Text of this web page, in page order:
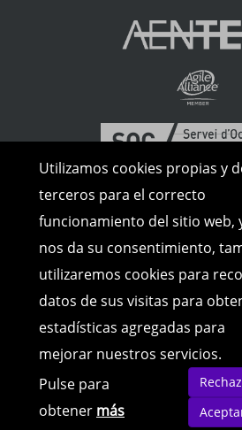
Utilizamos cookies propias y
terceros para el correcto
funcionamiento del sitio web,
nos da su consentimiento,
utilizaremos cookies para
datos de sus visitas para
estadísticas agregadas para
mejorar nuestros servicios.
Pulse para
obtener más
© Copyright 2026 | Todos
reservados |
Avíso Legal
cookies
Política de